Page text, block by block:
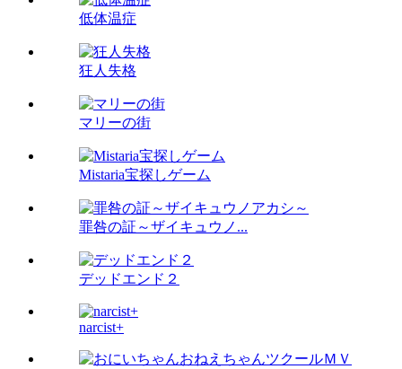
低体温症
狂人失格
マリーの街
Mistaria宝探しゲーム
罪咎の証～ザイキュウノ...
デッドエンド２
narcist+